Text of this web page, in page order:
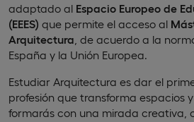
adaptado al Espacio Europeo de
(EEES) que permite el acceso al
Arquitectura , de acuerdo a la
España y la Unión Europea.
Estudiar Arquitectura es dar el
profesión que transforma espacios
formarás con una mirada creativa,